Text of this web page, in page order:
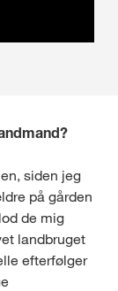
siden jeg
på gården
de mig
landbruget
efterfølger